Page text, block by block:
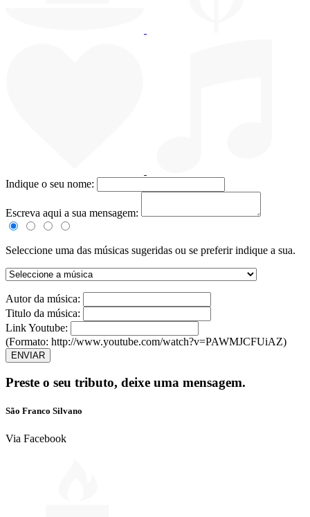
Indique o seu nome:
Escreva aqui a sua mensagem:
Seleccione uma das músicas sugeridas ou se preferir indique a sua.
Autor da música:
Titulo da música:
Link Youtube:
(Formato: http://www.youtube.com/watch?v=PAWMJCFUiAZ)
ENVIAR
Preste o seu tributo, deixe uma mensagem.
São Franco Silvano
Via Facebook